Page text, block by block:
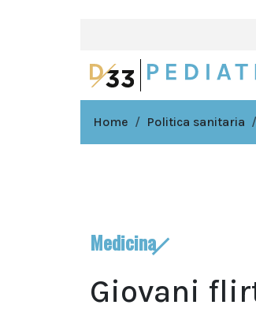
Home Politica sanitaria
Medicina
Giovani